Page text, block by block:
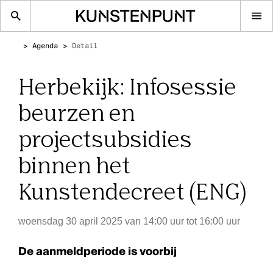
Agenda Detail
Herbekijk: Infosessie
beurzen en
projectsubsidies
binnen het
Kunstendecreet (ENG)
woensdag 30 april 2025 van 14:00 uur tot 16:00 uur
De aanmeldperiode is voorbij